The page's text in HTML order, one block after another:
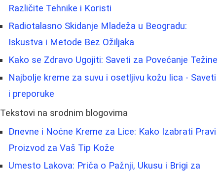
Različite Tehnike i Koristi
Radiotalasno Skidanje Mladeža u Beogradu:
Iskustva i Metode Bez Ožiljaka
Kako se Zdravo Ugojiti: Saveti za Povećanje Težine
Najbolje kreme za suvu i osetljivu kožu lica - Saveti
i preporuke
Tekstovi na srodnim blogovima
Dnevne i Noćne Kreme za Lice: Kako Izabrati Pravi
Proizvod za Vaš Tip Kože
Umesto Lakova: Priča o Pažnji, Ukusu i Brigi za